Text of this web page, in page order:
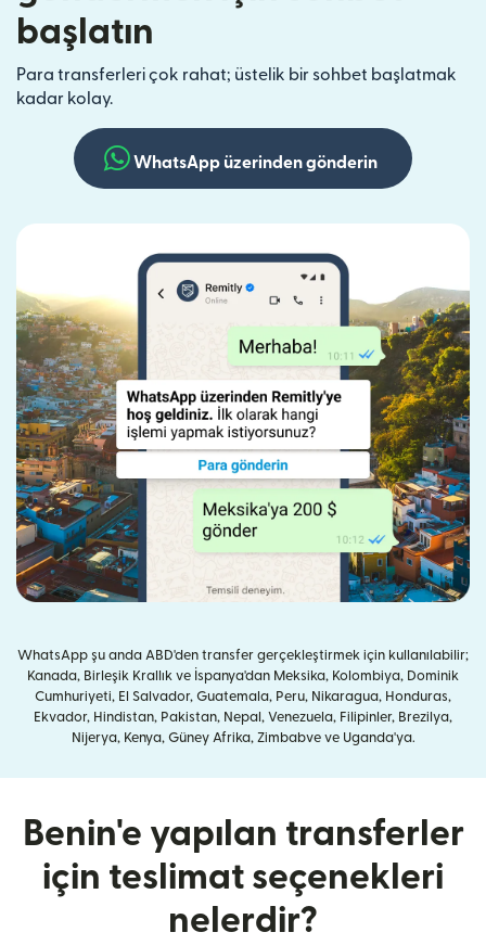
başlatın
Para transferleri çok rahat; üstelik bir sohbet başlatmak
kadar kolay.
WhatsApp üzerinden gönderin
WhatsApp şu anda ABD'den transfer gerçekleştirmek için kullanılabilir;
Kanada, Birleşik Krallık ve İspanya'dan Meksika, Kolombiya, Dominik
Cumhuriyeti, El Salvador, Guatemala, Peru, Nikaragua, Honduras,
Ekvador, Hindistan, Pakistan, Nepal, Venezuela, Filipinler, Brezilya,
Nijerya, Kenya, Güney Afrika, Zimbabve ve Uganda'ya.
Benin'e yapılan transferler
için teslimat seçenekleri
nelerdir?